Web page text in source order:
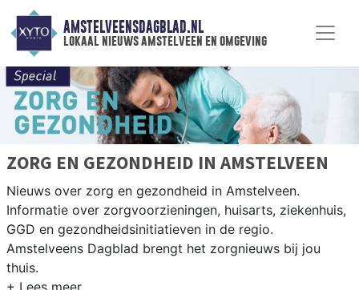
AMSTELVEENSDAGBLAD.NL
lokaal nieuws amstelveen en omgeving
ZORG EN GEZONDHEID IN AMSTELVEEN
Nieuws over zorg en gezondheid in Amstelveen.
Informatie over zorgvoorzieningen, huisarts, ziekenhuis,
GGD en gezondheidsinitiatieven in de regio.
Amstelveens Dagblad brengt het zorgnieuws bij jou
thuis.